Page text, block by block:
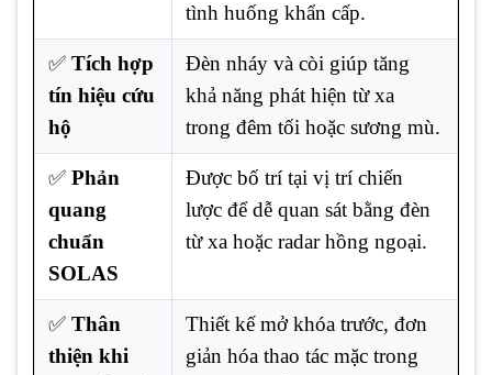
tình huống khẩn cấp.
✅ Tích hợp
tín hiệu cứu
hộ
Đèn nháy và còi giúp tăng
khả năng phát hiện từ xa
trong đêm tối hoặc sương mù.
✅ Phản
quang
chuẩn
SOLAS
Được bố trí tại vị trí chiến
lược để dễ quan sát bằng đèn
từ xa hoặc radar hồng ngoại.
✅ Thân
thiện khi
Thiết kế mở khóa trước, đơn
giản hóa thao tác mặc trong